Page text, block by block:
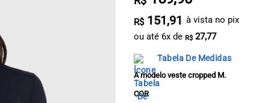
R$151,91 à vista no pix
ou até 6x de R$ 27,77
Tabela De Medidas
A modelo veste cropped M.
COR